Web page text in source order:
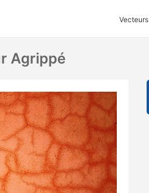
Vecteurs
Agrippé